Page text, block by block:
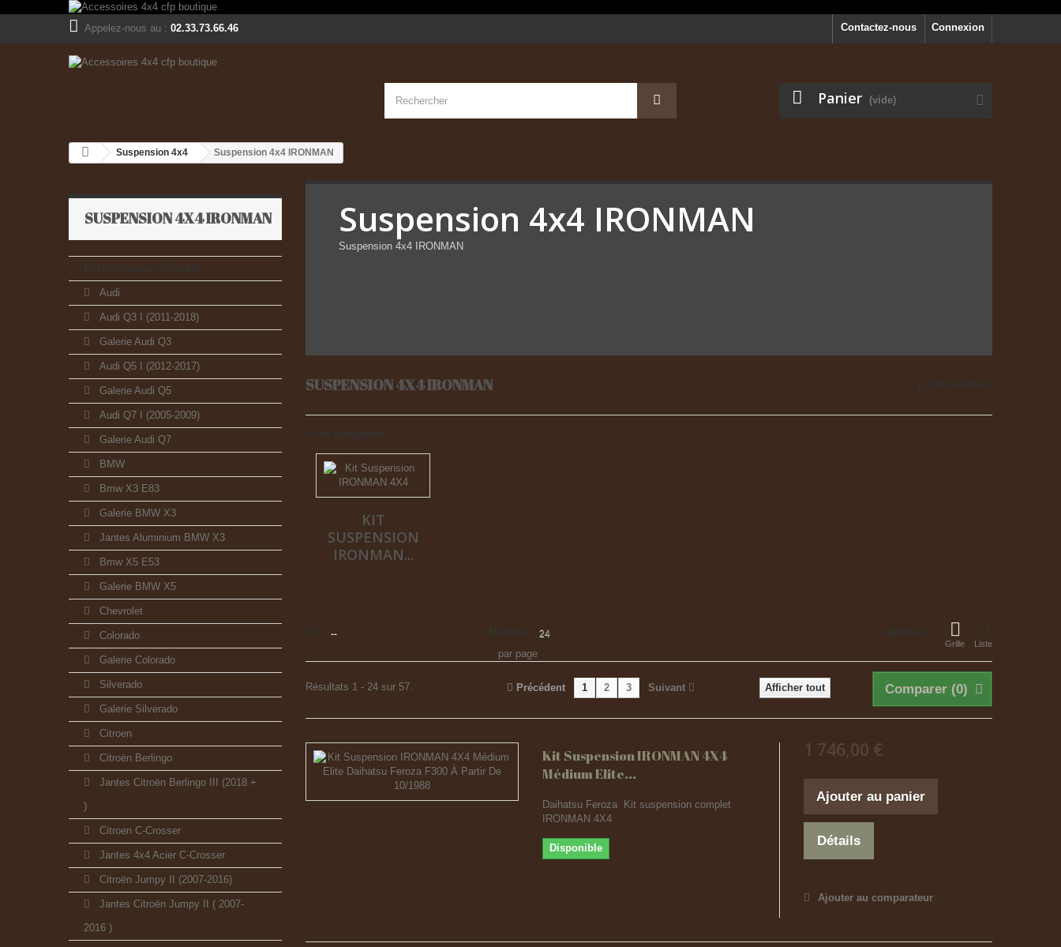
Connexion
Contactez-nous
Appelez-nous au : 02.33.73.66.46
Panier (vide)
Suspension 4x4 Suspension 4x4 IRONMAN
SUSPENSION 4X4 IRONMAN
Recherche par Véhicule
Audi
Audi Q3 I (2011-2018)
Galerie Audi Q3
Audi Q5 I (2012-2017)
Galerie Audi Q5
Audi Q7 I (2005-2009)
Galerie Audi Q7
BMW
Bmw X3 E83
Galerie BMW X3
Jantes Aluminium BMW X3
Bmw X5 E53
Galerie BMW X5
Chevrolet
Colorado
Galerie Colorado
Silverado
Galerie Silverado
Citroen
Citroën Berlingo
Jantes Citroën Berlingo III (2018 +
)
Citroen C-Crosser
Jantes 4x4 Acier C-Crosser
Citroën Jumpy II (2007-2016)
Jantes Citroën Jumpy II ( 2007-
2016 )
Suspension 4x4 IRONMAN
Suspension 4x4 IRONMAN
SUSPENSION 4X4 IRONMAN Il y a 57 produits.
Sous-catégories
KIT
SUSPENSION
IRONMAN...
Afficher :
Grille Liste
-- 24
par page
Comparer (0)
Afficher tout
Précédent 1 2 3 Suivant
Résultats 1 - 24 sur 57.
Kit Suspension IRONMAN 4X4
Médium Elite...
Daihatsu Feroza Kit suspension complet
IRONMAN 4X4
Disponible
1 746,00 €
Ajouter au panier
Détails
Ajouter au comparateur